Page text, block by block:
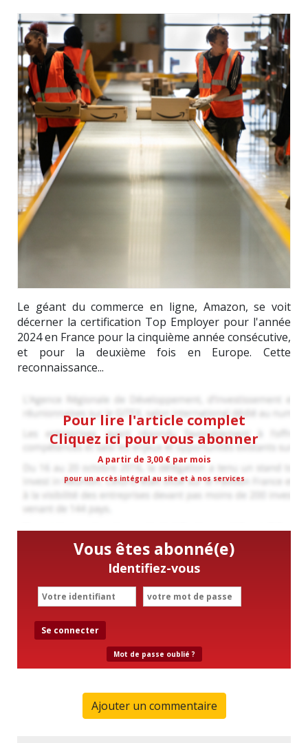
Le géant du commerce en ligne, Amazon, se voit
décerner la certification Top Employer pour l'année
2024 en France pour la cinquième année consécutive,
et pour la deuxième fois en Europe. Cette
reconnaissance...
Pour lire l'article complet
Cliquez ici pour vous abonner
A partir de 3,00 € par mois
pour un accès intégral au site et à nos services
Vous êtes abonné(e)
Identifiez-vous
Se connecter
Mot de passe oublié ?
Ajouter un commentaire